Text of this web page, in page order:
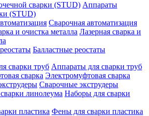
Аппараты
(STUD)
Сварочная автоматизация
Лазерная сварка и
Балластные реостаты
Аппараты для сварки труб
Электромуфтовая сварка
Сварочные экструдеры
Наборы для сварки
Фены для сварки пластика